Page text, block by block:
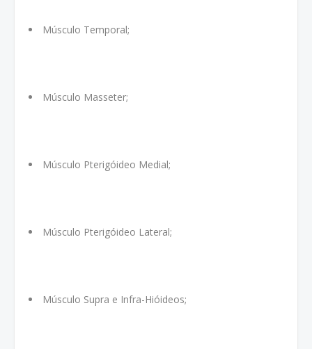
Músculo Temporal;
Músculo Masseter;
Músculo Pterigóideo Medial;
Músculo Pterigóideo Lateral;
Músculo Supra e Infra-Hióideos;